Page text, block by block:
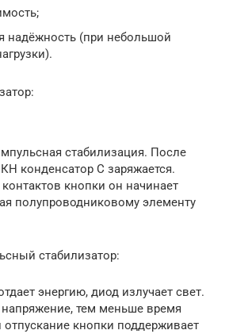
надёжность (при небольшой
стабилизация. После
конденсатор С заряжается.
кнопки он начинает
полупроводниковому элементу
стабилизатор:
энергию, диод излучает свет.
тем меньше время
кнопки поддерживает